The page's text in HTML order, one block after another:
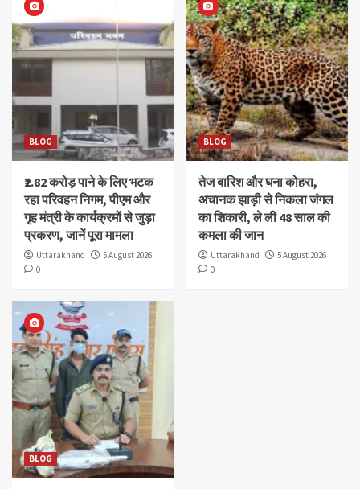
BLOG
₹2.82 करोड़ पाने के लिए भटक
रहा परिवहन निगम, पीएम और
गृह मंत्री के कार्यक्रमों से जुड़ा
प्रकरण, जानें पूरा मामला
Uttarakhand
5 August 2026
0
BLOG
तेज बारिश और घना कोहरा,
अचानक झाड़ी से निकला जंगल
का शिकारी, ले ली 48 साल की
कमला की जान
Uttarakhand
5 August 2026
0
BLOG